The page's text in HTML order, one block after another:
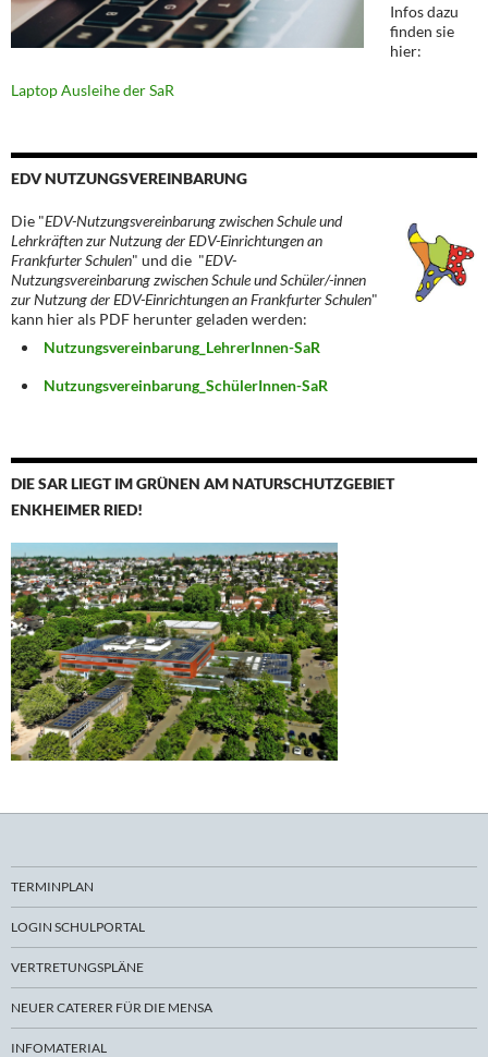
Infos dazu
finden sie
hier:
Laptop Ausleihe der SaR
EDV NUTZUNGSVEREINBARUNG
Die "EDV-Nutzungsvereinbarung zwischen Schule und
Lehrkräften zur Nutzung der EDV-Einrichtungen an
Frankfurter Schulen" und die "EDV-
Nutzungsvereinbarung zwischen Schule und Schüler/-innen
zur Nutzung der EDV-Einrichtungen an Frankfurter Schulen"
kann hier als PDF herunter geladen werden:
Nutzungsvereinbarung_LehrerInnen-SaR
Nutzungsvereinbarung_SchülerInnen-SaR
DIE SAR LIEGT IM GRÜNEN AM NATURSCHUTZGEBIET
ENKHEIMER RIED!
TERMINPLAN
LOGIN SCHULPORTAL
VERTRETUNGSPLÄNE
NEUER CATERER FÜR DIE MENSA
INFOMATERIAL